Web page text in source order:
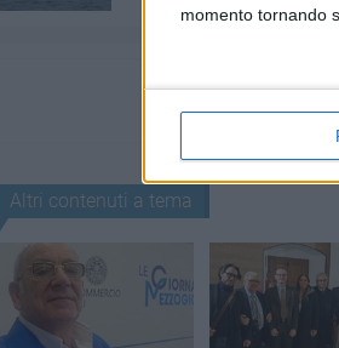
momento tornando
Altri contenuti a tema